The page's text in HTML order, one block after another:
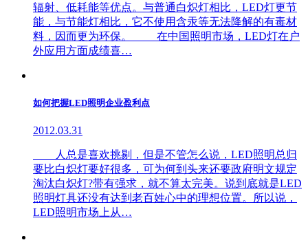
辐射、低耗能等优点。与普通白炽灯相比，LED灯更节
能，与节能灯相比，它不使用含汞等无法降解的有毒材
料，因而更为环保。 在中国照明市场，LED灯在户
外应用方面成绩喜…
如何把握LED照明企业盈利点
2012.03.31
人总是喜欢挑剔，但是不管怎么说，LED照明总归
要比白炽灯要好很多，可为何到头来还要政府明文规定
淘汰白炽灯?带有强求，就不算太完美。说到底就是LED
照明灯具还没有达到老百姓心中的理想位置。所以说，
LED照明市场上从…